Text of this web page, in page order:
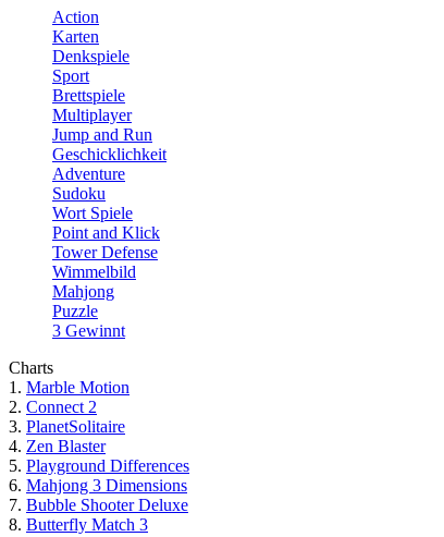
Action
Karten
Denkspiele
Sport
Brettspiele
Multiplayer
Jump and Run
Geschicklichkeit
Adventure
Sudoku
Wort Spiele
Point and Klick
Tower Defense
Wimmelbild
Mahjong
Puzzle
3 Gewinnt
Charts
1. Marble Motion
2. Connect 2
3. PlanetSolitaire
4. Zen Blaster
5. Playground Differences
6. Mahjong 3 Dimensions
7. Bubble Shooter Deluxe
8. Butterfly Match 3